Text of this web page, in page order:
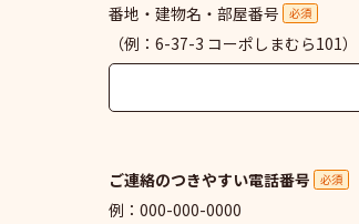
番地・建物名・部屋番号 必須
（例：6-37-3 コーポしまむら101）
ご連絡のつきやすい電話番号 必須
例：000-000-0000